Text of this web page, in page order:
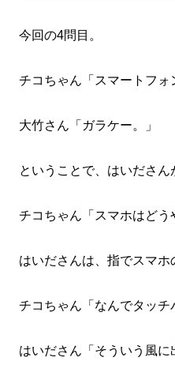
今回の4問目。
チコちゃん「スマートフォ
大竹さん「ガラケー。」
ということで、はいださん
チコちゃん「スマホはどう
はいださんは、指でスマホ
チコちゃん「なんでタッチ
はいださん「そういう風に